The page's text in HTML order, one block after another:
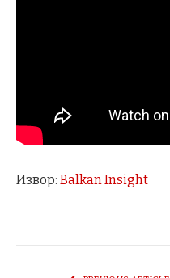
Извор: Balkan Insight